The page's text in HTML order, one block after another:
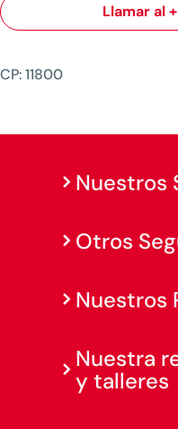
Llamar al
CP: 11800
Nuestros
Otros
Nuestros
Nuestra
y talleres